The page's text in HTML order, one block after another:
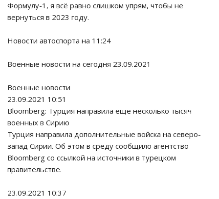
Формулу-1, я всё равно слишком упрям, чтобы не
вернуться в 2023 году.
Новости автоспорта на 11:24
Военные новости на сегодня 23.09.2021
Военные новости
23.09.2021 10:51
Bloomberg: Турция направила еще несколько тысяч
военных в Сирию
Турция направила дополнительные войска на северо-
запад Сирии. Об этом в среду сообщило агентство
Bloomberg со ссылкой на источники в турецком
правительстве.
23.09.2021 10:37